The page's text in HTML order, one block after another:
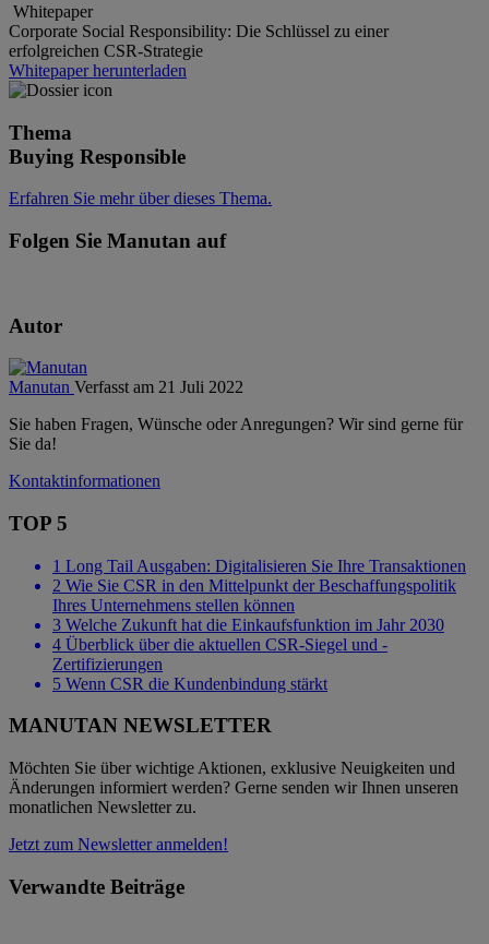
Whitepaper
Corporate Social Responsibility: Die Schlüssel zu einer
erfolgreichen CSR-Strategie
Whitepaper herunterladen
Thema
Buying Responsible
Erfahren Sie mehr über dieses Thema.
Folgen Sie Manutan auf
Autor
Manutan Verfasst am 21 Juli 2022
Sie haben Fragen, Wünsche oder Anregungen? Wir sind gerne für
Sie da!
Kontaktinformationen
TOP 5
1 Long Tail Ausgaben: Digitalisieren Sie Ihre Transaktionen
2 Wie Sie CSR in den Mittelpunkt der Beschaffungspolitik
Ihres Unternehmens stellen können
3 Welche Zukunft hat die Einkaufsfunktion im Jahr 2030
4 Überblick über die aktuellen CSR-Siegel und -
Zertifizierungen
5 Wenn CSR die Kundenbindung stärkt
MANUTAN NEWSLETTER
Möchten Sie über wichtige Aktionen, exklusive Neuigkeiten und
Änderungen informiert werden? Gerne senden wir Ihnen unseren
monatlichen Newsletter zu.
Jetzt zum Newsletter anmelden!
Verwandte Beiträge